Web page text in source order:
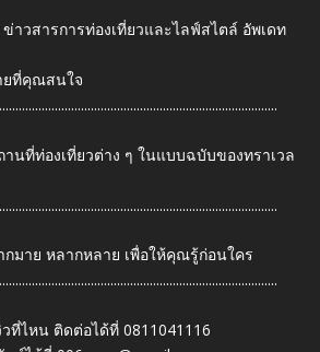
ข่าวสารการท่องเที่ยวและไลฟ์สไตล์ อัพเดท
ยที่คุณสนใจ
นที่ท่องเที่ยวต่าง ๆ ในแบบฉบับของทราเวล
มาย หลากหลาย เพื่อให้คุณรู้ก่อนใคร
ที่ไหน ติดต่อได้ที่ 0811041116